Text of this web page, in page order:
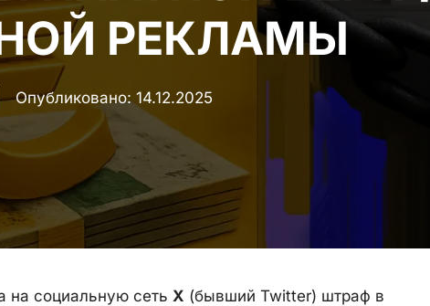
РЕКЛАМЫ
Опубликовано: 14.12.2025
на социальную сеть X (бывший Twitter) штраф в